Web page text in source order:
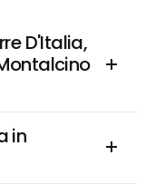
D'Italia,
in